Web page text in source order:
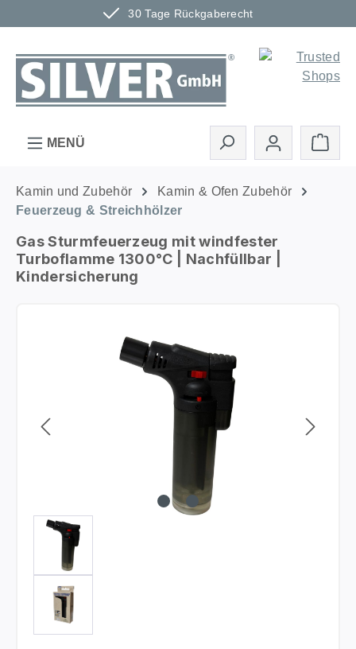
30 Tage Rückgaberecht
Zum Hauptinhalt springen
MENÜ
Kamin und Zubehör
Kamin & Ofen Zubehör
Feuerzeug & Streichhölzer
Gas Sturmfeuerzeug mit windfester
Turboflamme 1300°C | Nachfüllbar |
Kindersicherung
Bildergalerie überspringen